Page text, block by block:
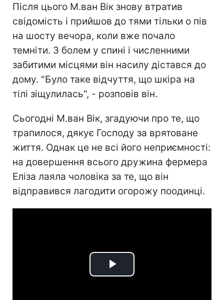
Після цього М.ван Вік знову втратив
свідомість і прийшов до тями тільки о пів
на шосту вечора, коли вже почало
темніти. З болем у спині і численними
забитими місцями він насилу дістався до
дому. "Було таке відчуття, що шкіра на
тілі зіщулилась", - розповів він.
Сьогодні М.ван Вік, згадуючи про те, що
трапилося, дякує Господу за врятоване
життя. Однак це не всі його неприємності:
на довершення всього дружина фермера
Еліза лаяла чоловіка за те, що він
відправився лагодити огорожу поодинці.
Play